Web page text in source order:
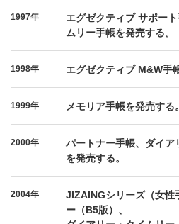
1997年
エグゼクティブ サポー
ムリー手帳を発売する。
1998年 エグゼクティブ M&W手
1999年 メモリア手帳を発売する。
2000年
パートナー手帳、ダイア
を発売する。
2004年
JIZAINGシリーズ（女性
ー（B5版）、